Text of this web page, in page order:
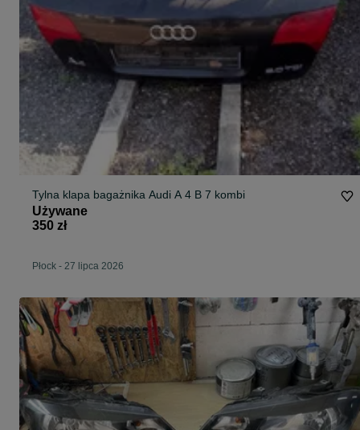
Tylna klapa bagażnika Audi A 4 B 7 kombi
Używane
350 zł
Płock - 27 lipca 2026